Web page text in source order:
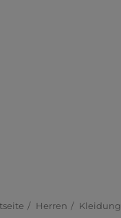
Herren Kleidung